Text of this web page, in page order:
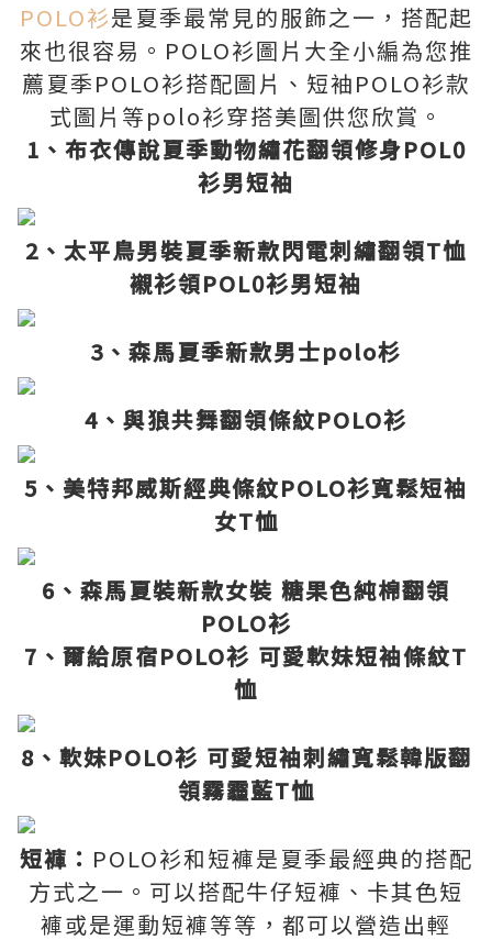
POLO衫是夏季最常見的服飾之一，搭配起
來也很容易。POLO衫圖片大全小編為您推
薦夏季POLO衫搭配圖片、短袖POLO衫款
式圖片等polo衫穿搭美圖供您欣賞。
1、布衣傳說夏季動物繡花翻領修身POL0
衫男短袖
2、太平鳥男裝夏季新款閃電刺繡翻領T恤
襯衫領POL0衫男短袖
3、森馬夏季新款男士polo杉
4、與狼共舞翻領條紋POLO衫
5、美特邦威斯經典條紋POLO衫寬鬆短袖
女T恤
6、森馬夏裝新款女裝 糖果色純棉翻領
POLO衫
7、爾給原宿POLO衫 可愛軟妹短袖條紋T
恤
8、軟妹POLO衫 可愛短袖刺繡寬鬆韓版翻
領霧霾藍T恤
短褲： POLO衫和短褲是夏季最經典的搭配
方式之一。可以搭配牛仔短褲、卡其色短
褲或是運動短褲等等，都可以營造出輕